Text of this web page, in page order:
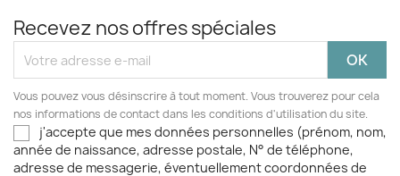
Recevez nos offres spéciales
Vous pouvez vous désinscrire à tout moment. Vous trouverez pour cela
nos informations de contact dans les conditions d'utilisation du site.
j'accepte que mes données personnelles (prénom, nom,
année de naissance, adresse postale, N° de téléphone,
adresse de messagerie, éventuellement coordonnées de